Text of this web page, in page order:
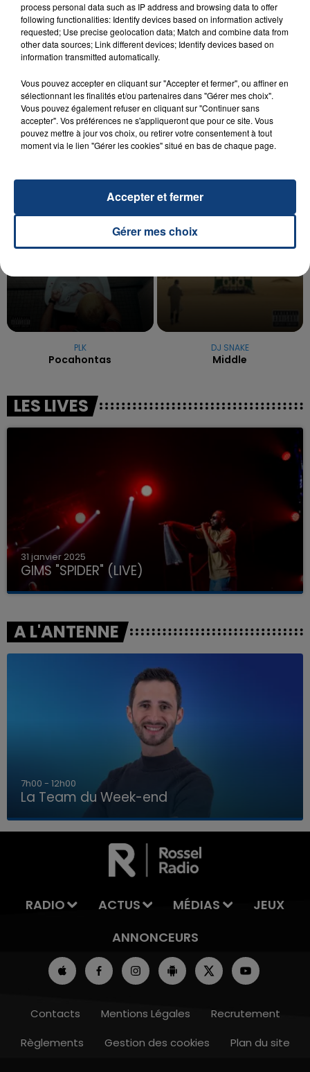
LA TEAM DU WEEK-END
UNE ADOLESCENTE DEVANT SE FAIRE
OPÉRER DE LA CHEVILLE RESSORT DE LA...
La famille a porté plainte contre la clinique qui a
reconnu sa responsabilité et présenté ses
excuses.
PLK
Pocahontas
DJ SNAKE
Middle
LES LIVES
31 janvier 2025
GIMS "SPIDER" (LIVE)
A L'ANTENNE
16h00 - 20h00
La Team du Week-end
RADIO ACTUS MÉDIAS
JEUX
ANNONCEURS
Contacts Mentions Légales
Recrutement
Règlements
Gestion des cookies Plan du site
process personal data such as IP address and browsing data to offer
following functionalities: Identify devices based on information actively
requested; Use precise geolocation data; Match and combine data from
other data sources; Link different devices; Identify devices based on
information transmitted automatically.
Vous pouvez accepter en cliquant sur "Accepter et fermer", ou affiner en
sélectionnant les finalités et/ou partenaires dans "Gérer mes choix".
Vous pouvez également refuser en cliquant sur "Continuer sans
accepter". Vos préférences ne s'appliqueront que pour ce site. Vous
pouvez mettre à jour vos choix, ou retirer votre consentement à tout
moment via le lien "Gérer les cookies" situé en bas de chaque page.
Gérer mes choix
Accepter et fermer